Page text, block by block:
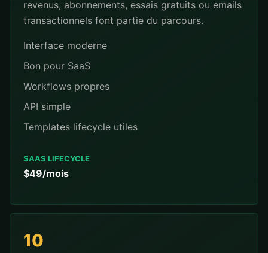
revenus, abonnements, essais gratuits ou emails
transactionnels font partie du parcours.
Interface moderne
Bon pour SaaS
Workflows propres
API simple
Templates lifecycle utiles
SAAS LIFECYCLE
$49/mois
10